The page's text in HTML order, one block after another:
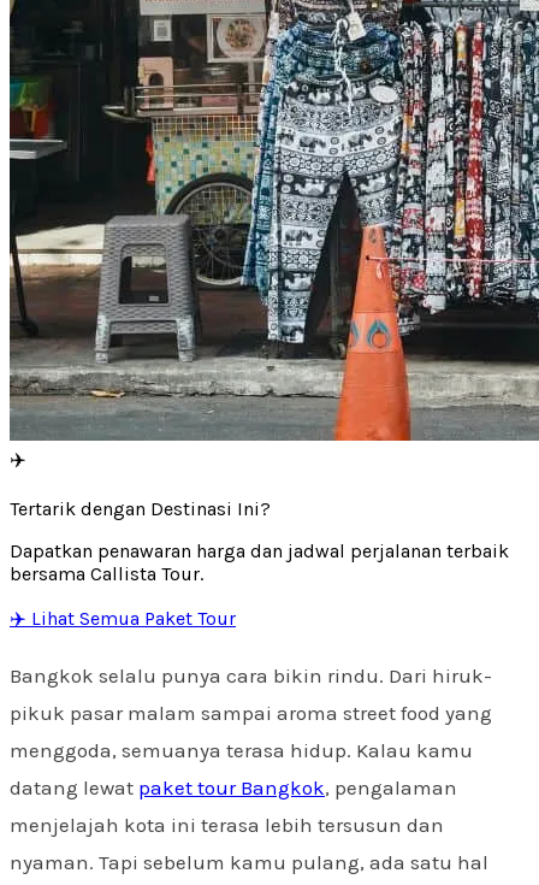
✈️
Tertarik dengan Destinasi Ini?
Dapatkan penawaran harga dan jadwal perjalanan terbaik
bersama Callista Tour.
✈️ Lihat Semua Paket Tour
Bangkok selalu punya cara bikin rindu. Dari hiruk-
pikuk pasar malam sampai aroma street food yang
menggoda, semuanya terasa hidup. Kalau kamu
datang lewat paket tour Bangkok, pengalaman
menjelajah kota ini terasa lebih tersusun dan
nyaman. Tapi sebelum kamu pulang, ada satu hal